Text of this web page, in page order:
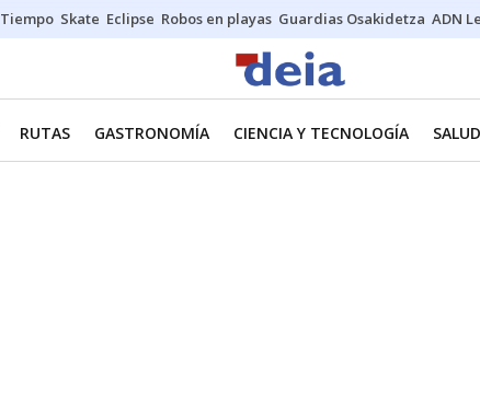
Tiempo Skate Eclipse Robos en playas Guardias Osakidetza ADN
RUTAS GASTRONOMÍA CIENCIA Y TECNOLOGÍA SALUD